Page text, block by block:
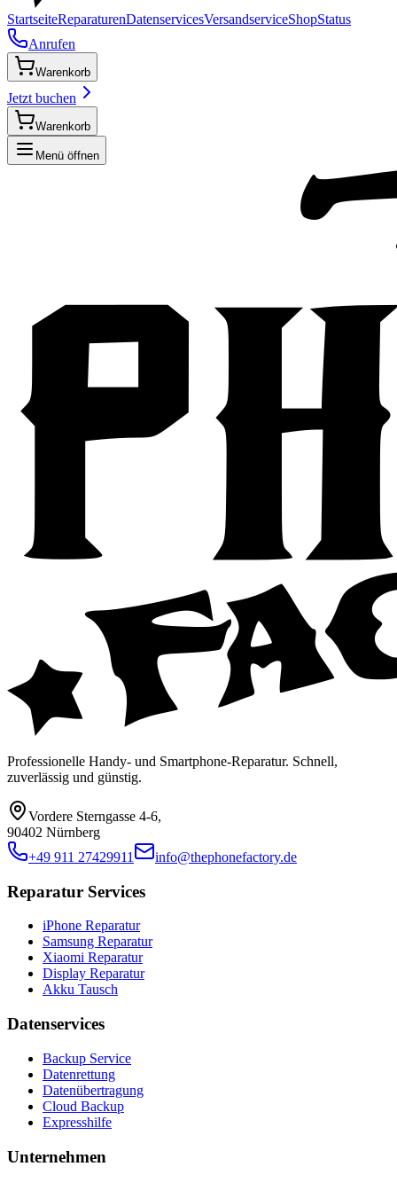
StartseiteReparaturenDatenservicesVersandserviceShopStatus
Anrufen
Warenkorb
Jetzt buchen
Warenkorb
Menü öffnen
Professionelle Handy- und Smartphone-Reparatur. Schnell,
zuverlässig und günstig.
Vordere Sterngasse 4-6,
90402 Nürnberg
+49 911 27429911
info@thephonefactory.de
Reparatur Services
iPhone Reparatur
Samsung Reparatur
Xiaomi Reparatur
Display Reparatur
Akku Tausch
Datenservices
Backup Service
Datenrettung
Datenübertragung
Cloud Backup
Expresshilfe
Unternehmen